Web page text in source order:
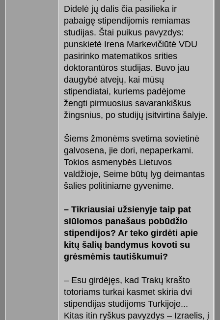
Didelė jų dalis čia pasilieka ir
pabaigę stipendijomis remiamas
studijas. Štai puikus pavyzdys:
punskietė Irena Markevičiūtė VDU
pasirinko matematikos srities
doktorantūros studijas. Buvo jau
daugybė atvejų, kai mūsų
stipendiatai, kuriems padėjome
žengti pirmuosius savarankiškus
žingsnius, po studijų įsitvirtina šalyje.
Šiems žmonėms svetima sovietinė
galvosena, jie dori, nepaperkami.
Tokios asmenybės Lietuvos
valdžioje, Seime būtų lyg deimantas
šalies politiniame gyvenime.
– Tikriausiai užsienyje taip pat
siūlomos panašaus pobūdžio
stipendijos? Ar teko girdėti apie
kitų šalių bandymus kovoti su
grėsmėmis tautiškumui?
– Esu girdėjęs, kad Trakų krašto
totoriams turkai kasmet skiria dvi
stipendijas studijoms Turkijoje...
Kitas itin ryškus pavyzdys – Izraelis, į